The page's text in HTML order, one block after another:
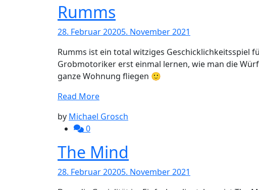
Rumms
28. Februar 20205. November 2021
Rumms ist ein total witziges Geschicklichkeitsspiel
Grobmotoriker erst einmal lernen, wie man die
ganze Wohnung fliegen 🙂
Read More
by Michael Grosch
0
The Mind
28. Februar 20205. November 2021